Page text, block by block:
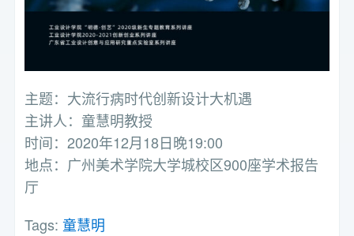
主题：大流行病时代创新设计大机遇
主讲人：童慧明教授
时间：2020年12月18日晚19:00
地点：广州美术学院大学城校区900座学术报告
厅
Tags:童慧明